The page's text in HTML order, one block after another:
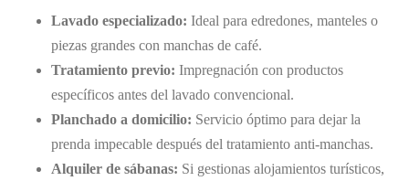
Lavado especializado: Ideal para edredones, manteles o
piezas grandes con manchas de café.
Tratamiento previo: Impregnación con productos
específicos antes del lavado convencional.
Planchado a domicilio: Servicio óptimo para dejar la
prenda impecable después del tratamiento anti-manchas.
Alquiler de sábanas: Si gestionas alojamientos turísticos,